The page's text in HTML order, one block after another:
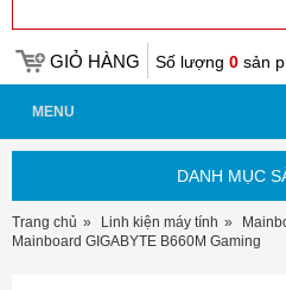
GIỎ HÀNG Số lượng 0 sản
MENU
DANH MỤC
Trang chủ Linh kiện máy tính
Mainboard GIGABYTE B660M Gaming